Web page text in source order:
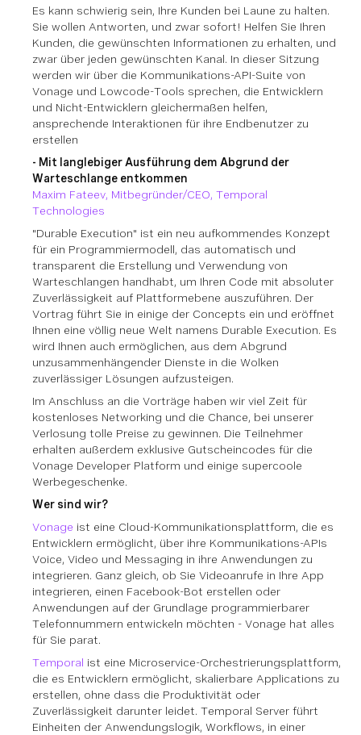
Es kann schwierig sein, Ihre Kunden bei Laune zu halten.
Sie wollen Antworten, und zwar sofort! Helfen Sie Ihren
Kunden, die gewünschten Informationen zu erhalten, und
zwar über jeden gewünschten Kanal. In dieser Sitzung
werden wir über die Kommunikations-API-Suite von
Vonage und Lowcode-Tools sprechen, die Entwicklern
und Nicht-Entwicklern gleichermaßen helfen,
ansprechende Interaktionen für ihre Endbenutzer zu
erstellen
- Mit langlebiger Ausführung dem Abgrund der
Warteschlange entkommen
Maxim Fateev, Mitbegründer/CEO, Temporal
Technologies
"Durable Execution" ist ein neu aufkommendes Konzept
für ein Programmiermodell, das automatisch und
transparent die Erstellung und Verwendung von
Warteschlangen handhabt, um Ihren Code mit absoluter
Zuverlässigkeit auf Plattformebene auszuführen. Der
Vortrag führt Sie in einige der Concepts ein und eröffnet
Ihnen eine völlig neue Welt namens Durable Execution. Es
wird Ihnen auch ermöglichen, aus dem Abgrund
unzusammenhängender Dienste in die Wolken
zuverlässiger Lösungen aufzusteigen.
Im Anschluss an die Vorträge haben wir viel Zeit für
kostenloses Networking und die Chance, bei unserer
Verlosung tolle Preise zu gewinnen. Die Teilnehmer
erhalten außerdem exklusive Gutscheincodes für die
Vonage Developer Platform und einige supercoole
Werbegeschenke.
Wer sind wir?
Vonage ist eine Cloud-Kommunikationsplattform, die es
Entwicklern ermöglicht, über ihre Kommunikations-APIs
Voice, Video und Messaging in ihre Anwendungen zu
integrieren. Ganz gleich, ob Sie Videoanrufe in Ihre App
integrieren, einen Facebook-Bot erstellen oder
Anwendungen auf der Grundlage programmierbarer
Telefonnummern entwickeln möchten - Vonage hat alles
für Sie parat.
Temporal ist eine Microservice-Orchestrierungsplattform,
die es Entwicklern ermöglicht, skalierbare Applications zu
erstellen, ohne dass die Produktivität oder
Zuverlässigkeit darunter leidet. Temporal Server führt
Einheiten der Anwendungslogik, Workflows, in einer